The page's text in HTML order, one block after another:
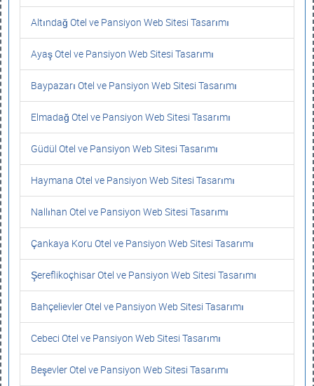
Altındağ Otel ve Pansiyon Web Sitesi Tasarımı
Ayaş Otel ve Pansiyon Web Sitesi Tasarımı
Baypazarı Otel ve Pansiyon Web Sitesi Tasarımı
Elmadağ Otel ve Pansiyon Web Sitesi Tasarımı
Güdül Otel ve Pansiyon Web Sitesi Tasarımı
Haymana Otel ve Pansiyon Web Sitesi Tasarımı
Nallıhan Otel ve Pansiyon Web Sitesi Tasarımı
Çankaya Koru Otel ve Pansiyon Web Sitesi Tasarımı
Şereflikoçhisar Otel ve Pansiyon Web Sitesi Tasarımı
Bahçelievler Otel ve Pansiyon Web Sitesi Tasarımı
Cebeci Otel ve Pansiyon Web Sitesi Tasarımı
Beşevler Otel ve Pansiyon Web Sitesi Tasarımı